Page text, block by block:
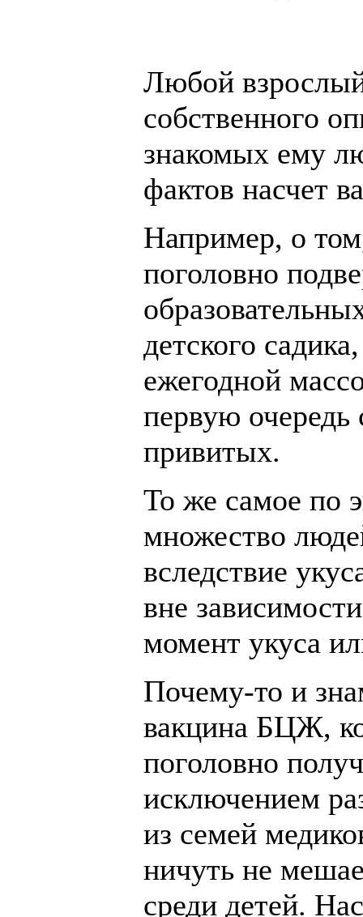
Любой взрослый
собственного
знакомых ему
фактов насчет
Например, о
поголовно
детского
ежегодной
первую очередь
привитых.
То же самое по
множество
вследствие
вне
момент укуса
Почему-то и
вакцина БЦЖ,
поголовно
исключением
из семей
ничуть не
среди детей.